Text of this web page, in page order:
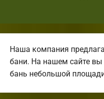
Наша компания
бани. На нашем сайте вы
бань небольшой